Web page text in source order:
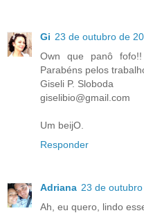
Gi 23 de outubro de
Own que panô
Parabéns pelos
Giseli P. Sloboda
giselibio@gmail.com
Um beijO.
Responder
Adriana 23 de
Ah, eu quero, lindo